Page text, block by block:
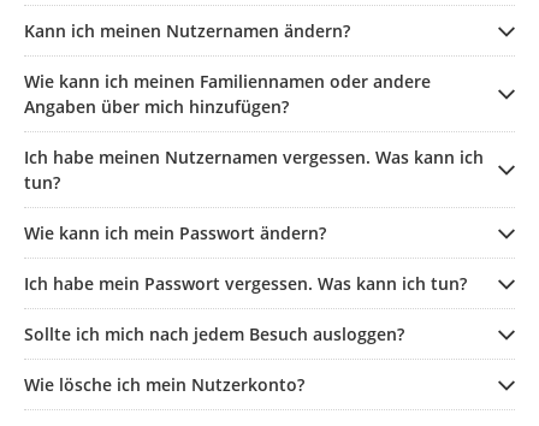
Kann ich meinen Nutzernamen ändern?
Wie kann ich meinen Familiennamen oder andere
Angaben über mich hinzufügen?
Ich habe meinen Nutzernamen vergessen. Was kann ich
tun?
Wie kann ich mein Passwort ändern?
Ich habe mein Passwort vergessen. Was kann ich tun?
Sollte ich mich nach jedem Besuch ausloggen?
Wie lösche ich mein Nutzerkonto?